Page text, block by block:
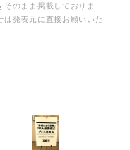
のまま掲載しておりま
は発表元に直接お願いいた